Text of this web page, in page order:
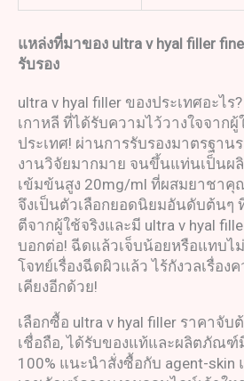
แหล่งที่มาของ ultra v hyal filler fine
รับรอง
ultra v hyal filler ของประเทศอะไ
เกาหลี ที่ได้รับความไว้วางใจจากผู้
ประเทศ! ผ่านการรับรองมาตรฐาน
งานวิจัยมากมาย จนขึ้นแท่นเป็นผ
เข้มข้นสูง 20mg/ml ที่ผสมยาชาคุ
จึงเป็นตัวเลือกยอดนิยมอันดับต้นๆ
ตีจากผู้ใช้จริงและมี ultra v hyal
บอกต่อ! ฉีดแล้วเจ็บน้อยหรือแทบไม่
โจทย์เรื่องฉีดผิวแล้ว ไร้กังวลเรื่อง
เคียงอีกด้วย!
เลือกซื้อ ultra v hyal filler ราคาจั
เชื่อถือ, ได้รับของแท้และผลิตภัณฑ์
100% แนะนำสั่งซื้อกับ agent-skin